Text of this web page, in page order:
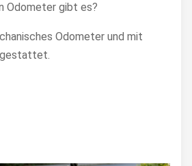
Odometer gibt es?
Odometer und mit